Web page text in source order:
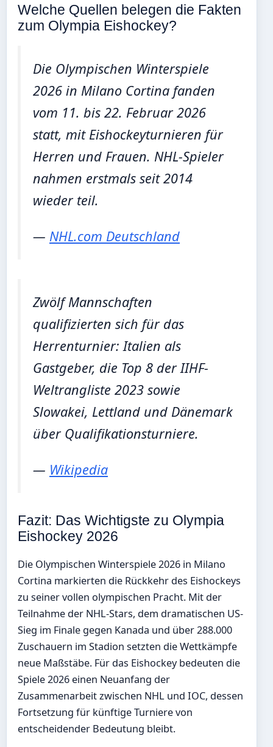
Welche Quellen belegen die Fakten
zum Olympia Eishockey?
Die Olympischen Winterspiele
2026 in Milano Cortina fanden
vom 11. bis 22. Februar 2026
statt, mit Eishockeyturnieren für
Herren und Frauen. NHL-Spieler
nahmen erstmals seit 2014
wieder teil.
— NHL.com Deutschland
Zwölf Mannschaften
qualifizierten sich für das
Herrenturnier: Italien als
Gastgeber, die Top 8 der IIHF-
Weltrangliste 2023 sowie
Slowakei, Lettland und Dänemark
über Qualifikationsturniere.
— Wikipedia
Fazit: Das Wichtigste zu Olympia
Eishockey 2026
Die Olympischen Winterspiele 2026 in Milano
Cortina markierten die Rückkehr des Eishockeys
zu seiner vollen olympischen Pracht. Mit der
Teilnahme der NHL-Stars, dem dramatischen US-
Sieg im Finale gegen Kanada und über 288.000
Zuschauern im Stadion setzten die Wettkämpfe
neue Maßstäbe. Für das Eishockey bedeuten die
Spiele 2026 einen Neuanfang der
Zusammenarbeit zwischen NHL und IOC, dessen
Fortsetzung für künftige Turniere von
entscheidender Bedeutung bleibt.